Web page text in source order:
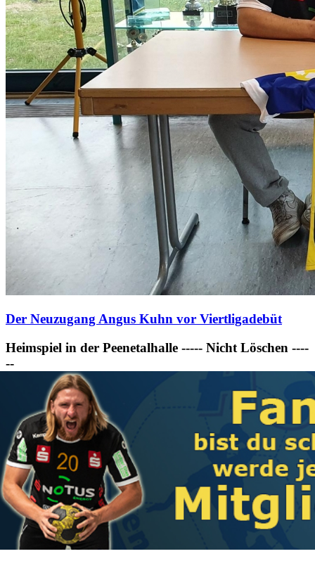
Der Neuzugang Angus Kuhn vor Viertligadebüt
Heimspiel in der Peenetalhalle ----- Nicht Löschen ----
--